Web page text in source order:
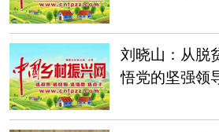
刘晓山：从脱
悟党的坚强领